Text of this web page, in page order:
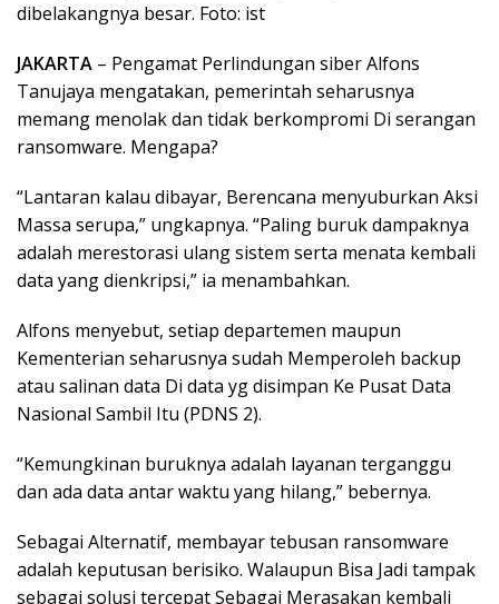
dibelakangnya besar. Foto: ist
JAKARTA – Pengamat Perlindungan siber Alfons
Tanujaya mengatakan, pemerintah seharusnya
memang menolak dan tidak berkompromi Di serangan
ransomware. Mengapa?
“Lantaran kalau dibayar, Berencana menyuburkan Aksi
Massa serupa,” ungkapnya. “Paling buruk dampaknya
adalah merestorasi ulang sistem serta menata kembali
data yang dienkripsi,” ia menambahkan.
Alfons menyebut, setiap departemen maupun
Kementerian seharusnya sudah Memperoleh backup
atau salinan data Di data yg disimpan Ke Pusat Data
Nasional Sambil Itu (PDNS 2).
“Kemungkinan buruknya adalah layanan terganggu
dan ada data antar waktu yang hilang,” bebernya.
Sebagai Alternatif, membayar tebusan ransomware
adalah keputusan berisiko. Walaupun Bisa Jadi tampak
sebagai solusi tercepat Sebagai Merasakan kembali